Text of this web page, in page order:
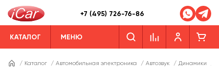
+7 (495) 726-76-86
КАТАЛОГ МЕНЮ
/ Каталог / Автомобильная электроника / Автозвук / Динамики